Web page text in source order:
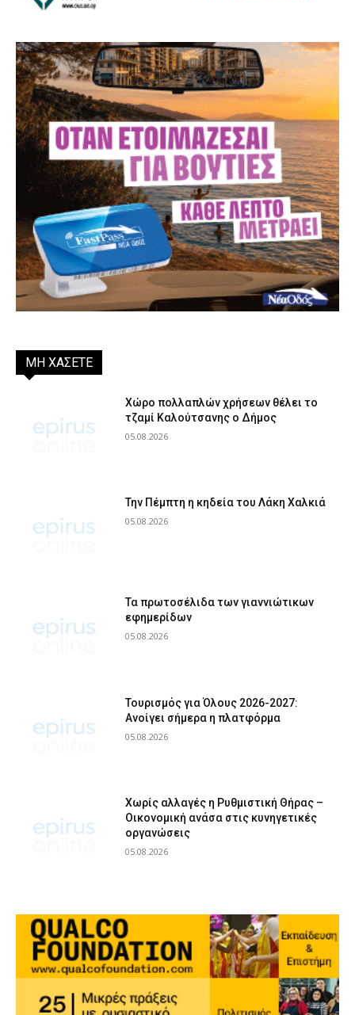
ΜΗ ΧΑΣΕΤΕ
Χώρο πολλαπλών χρήσεων θέλει το
τζαμί Καλούτσανης ο Δήμος
05.08.2026
Την Πέμπτη η κηδεία του Λάκη Χαλκιά
05.08.2026
Τα πρωτοσέλιδα των γιαννιώτικων
εφημερίδων
05.08.2026
Τουρισμός για Όλους 2026-2027:
Ανοίγει σήμερα η πλατφόρμα
05.08.2026
Χωρίς αλλαγές η Ρυθμιστική Θήρας –
Οικονομική ανάσα στις κυνηγετικές
οργανώσεις
05.08.2026